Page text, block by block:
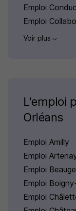
Emploi
Emploi
Voir plus
L'emploi
Orléans
Emploi Amilly
Emploi
Emploi
Emploi
Emploi